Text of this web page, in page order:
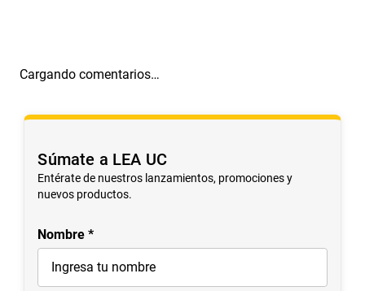
Cargando comentarios…
Súmate a LEA UC
Entérate de nuestros lanzamientos, promociones y
nuevos productos.
Nombre